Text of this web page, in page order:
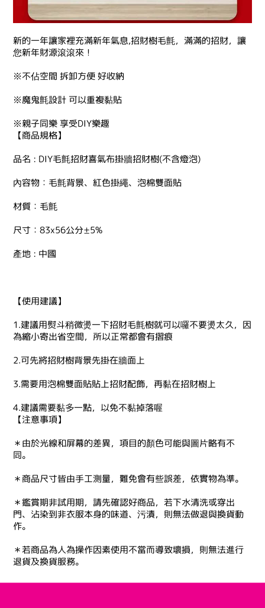
新的一年讓家裡充滿新年氣息,招財樹毛氈，滿滿的招財，讓
您新年財源滾滾來！
※不佔空間 拆卸方便 好收納
※魔鬼氈設計 可以重複黏貼
※親子同樂 享受DIY樂趣
【商品規格】
品名 : DIY毛氈招財喜氣布掛牆招財樹(不含燈泡)
內容物：毛氈背景、紅色掛繩、泡棉雙面貼
材質：毛氈
尺寸：83x56公分±5%
產地 : 中國
【使用建議】
1.建議用熨斗稍微燙一下招財毛氈樹就可以囉不要燙太久，因
為縮小寄出省空間，所以正常都會有摺痕
2.可先將招財樹背景先掛在牆面上
3.需要用泡棉雙面貼貼上招財配飾，再黏在招財樹上
4.建議需要黏多一點，以免不黏掉落喔
【注意事項】
＊由於光線和屏幕的差異，項目的顏色可能與圖片略有不
同。
＊商品尺寸皆由手工測量，難免會有些誤差，依實物為準。
＊鑑賞期非試用期，請先確認好商品，若下水清洗或穿出
門、沾染到非衣服本身的味道、污漬，則無法做退與換貨動
作。
＊若商品為人為操作因素使用不當而導致壞損，則無法進行
退貨及換貨服務。